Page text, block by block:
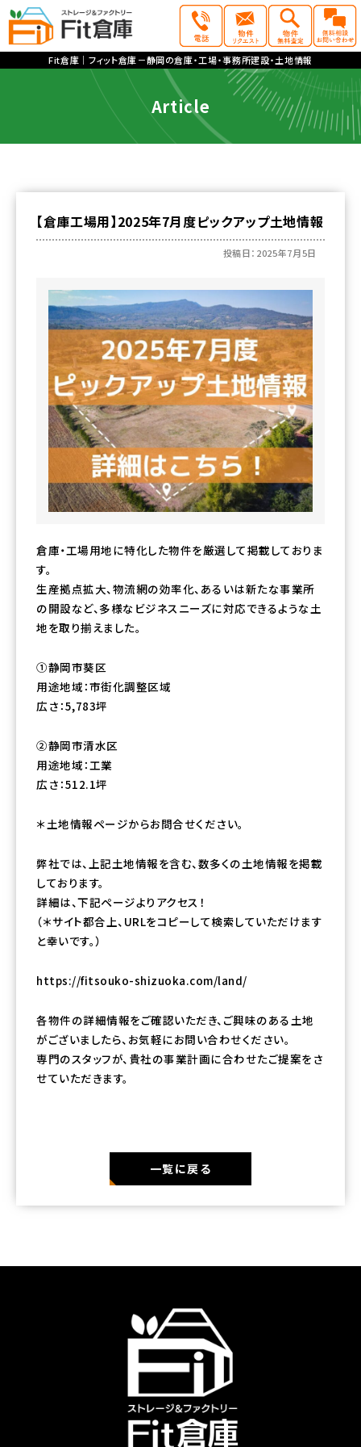
Fit倉庫｜フィット倉庫－静岡の倉庫・工場・事務所建設・土地情報
Article
【倉庫工場用】2025年7月度ピックアップ土地情報
投稿日：2025年7月5日
倉庫・工場用地に特化した物件を厳選して掲載しておりま
す。
生産拠点拡大、物流網の効率化、あるいは新たな事業所
の開設など、多様なビジネスニーズに対応できるような土
地を取り揃えました。
①静岡市葵区
用途地域：市街化調整区域
広さ：5,783坪
②静岡市清水区
用途地域：工業
広さ：512.1坪
＊土地情報ページからお問合せください。
弊社では、上記土地情報を含む、数多くの土地情報を掲載
しております。
詳細は、下記ページよりアクセス！
（＊サイト都合上、URLをコピーして検索していただけます
と幸いです。）
https://fitsouko-shizuoka.com/land/
各物件の詳細情報をご確認いただき、ご興味のある土地
がございましたら、お気軽にお問い合わせください。
専門のスタッフが、貴社の事業計画に合わせたご提案をさ
せていただきます。
一覧に戻る